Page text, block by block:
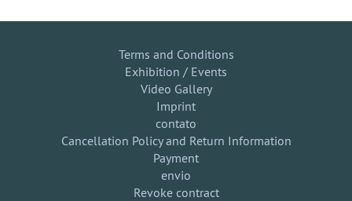
Terms and Conditions
Exhibition / Events
Video Gallery
Imprint
contato
Cancellation Policy and Return Information
Payment
envio
Revoke contract